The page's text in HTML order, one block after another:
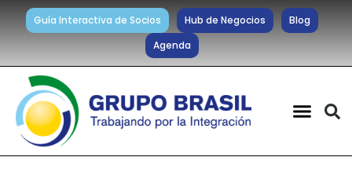
Guía Interactiva de Socios Hub de Negocios
Blog
Agenda